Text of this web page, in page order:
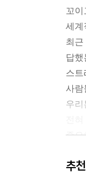
방
신이
달
애가
이런
하
친
꼬이
세계
최
답
스
사람
우
중요
우
추